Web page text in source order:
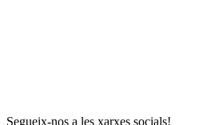
Segueix-nos a les xarxes socials!